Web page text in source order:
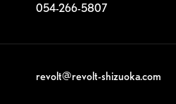
054-266-5807
revolt@revolt-shizuoka.com